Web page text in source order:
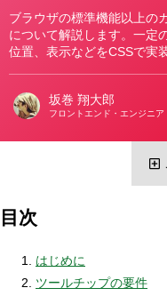
ブラウザの標準機能以上の
について解説します。一定
位置、表示などをCSSで実
ー
坂巻 翔大郎
フロントエンド・エンジニア
実
装
目次
はじめに
ツールチップの要件